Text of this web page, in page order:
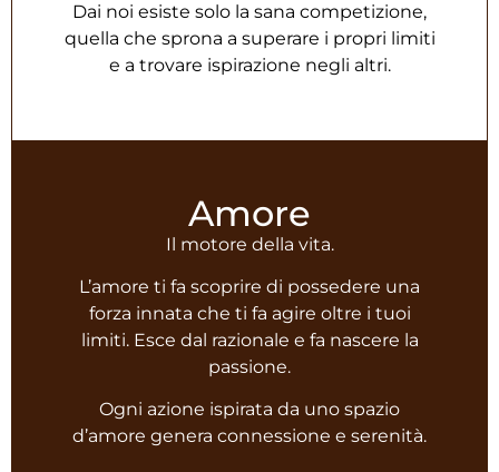
Dai noi esiste solo la sana competizione,
quella che sprona a superare i propri limiti
e a trovare ispirazione negli altri.
Amore
Il motore della vita.
L’amore ti fa scoprire di possedere una
forza innata che ti fa agire oltre i tuoi
limiti. Esce dal razionale e fa nascere la
passione.
Ogni azione ispirata da uno spazio
d’amore genera connessione e serenità.